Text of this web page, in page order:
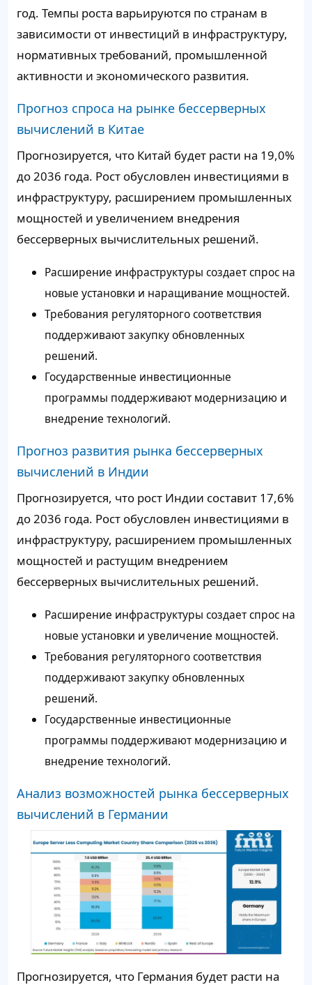
год. Темпы роста варьируются по странам в
зависимости от инвестиций в инфраструктуру,
нормативных требований, промышленной
активности и экономического развития.
Прогноз спроса на рынке бессерверных
вычислений в Китае
Прогнозируется, что Китай будет расти на 19,0%
до 2036 года. Рост обусловлен инвестициями в
инфраструктуру, расширением промышленных
мощностей и увеличением внедрения
бессерверных вычислительных решений.
Расширение инфраструктуры создает спрос на
новые установки и наращивание мощностей.
Требования регуляторного соответствия
поддерживают закупку обновленных
решений.
Государственные инвестиционные
программы поддерживают модернизацию и
внедрение технологий.
Прогноз развития рынка бессерверных
вычислений в Индии
Прогнозируется, что рост Индии составит 17,6%
до 2036 года. Рост обусловлен инвестициями в
инфраструктуру, расширением промышленных
мощностей и растущим внедрением
бессерверных вычислительных решений.
Расширение инфраструктуры создает спрос на
новые установки и увеличение мощностей.
Требования регуляторного соответствия
поддерживают закупку обновленных
решений.
Государственные инвестиционные
программы поддерживают модернизацию и
внедрение технологий.
Анализ возможностей рынка бессерверных
вычислений в Германии
Прогнозируется, что Германия будет расти на